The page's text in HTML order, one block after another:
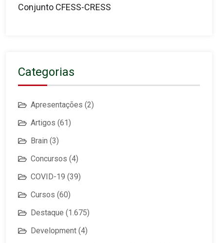
Conjunto CFESS-CRESS
Categorias
Apresentações (2)
Artigos (61)
Brain (3)
Concursos (4)
COVID-19 (39)
Cursos (60)
Destaque (1.675)
Development (4)